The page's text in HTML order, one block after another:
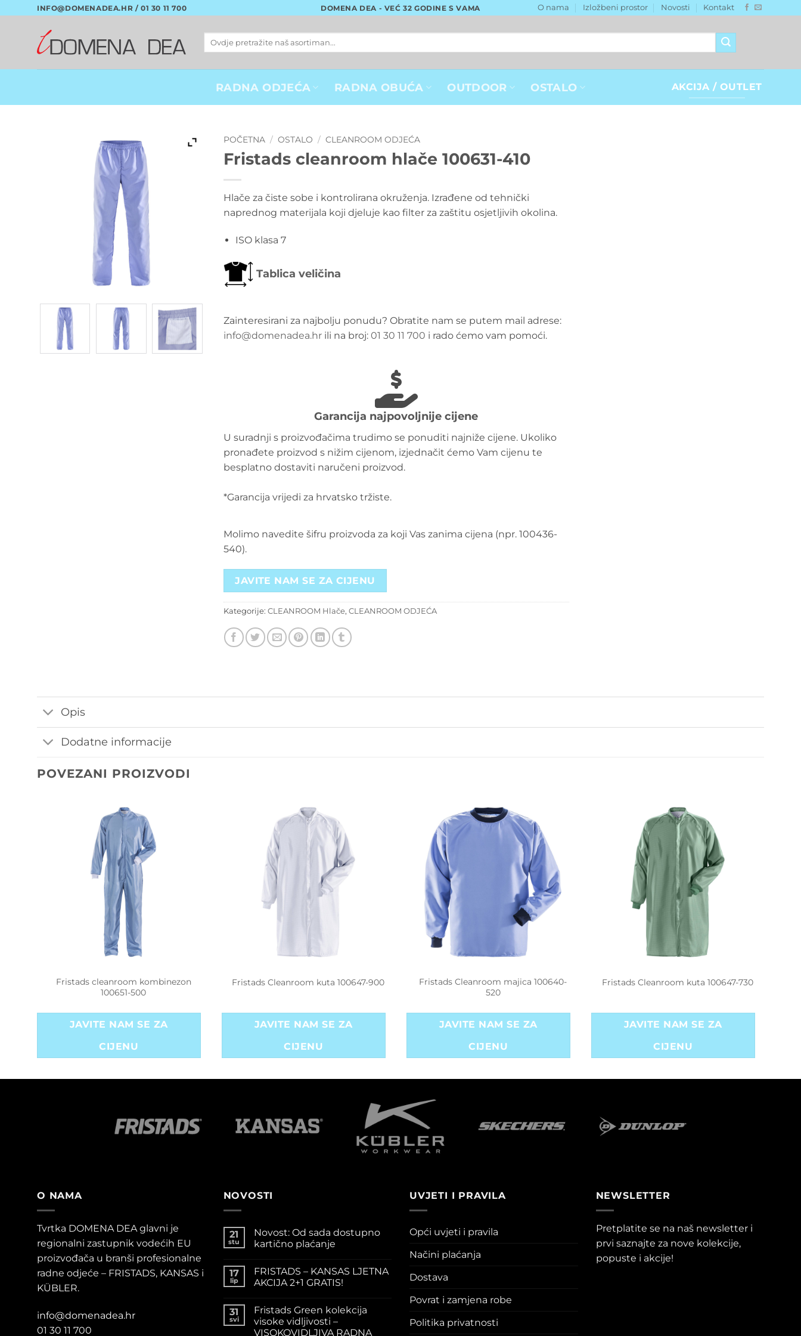
INFO@DOMENADEA.HR / 01 30 11 700 DOMENA DEA - VEĆ 32 GODINE S VAMA O nama Izložbeni prostor Novosti Kontakt
Pretraži:
RADNA ODJEĆA RADNA OBUĆA OUTDOOR OSTALO AKCIJA / OUTLET
POČETNA / OSTALO / CLEANROOM ODJEĆA
Fristads cleanroom hlače 100631-410
Hlače za čiste sobe i kontrolirana okruženja. Izrađene od tehnički
naprednog materijala koji djeluje kao filter za zaštitu osjetljivih okolina.
ISO klasa 7
Tablica veličina
Zainteresirani za najbolju ponudu? Obratite nam se putem mail adrese:
info@domenadea.hrili na broj: 01 30 11 700 i rado ćemo vam pomoći.
Garancija najpovoljnije cijene
U suradnji s proizvođačima trudimo se ponuditi najniže cijene. Ukoliko
pronađete proizvod s nižim cijenom, izjednačit ćemo Vam cijenu te
besplatno dostaviti naručeni proizvod.
*Garancija vrijedi za hrvatsko tržiste.
Molimo navedite šifru proizvoda za koji Vas zanima cijena (npr. 100436-
540).
JAVITE NAM SE ZA CIJENU
Kategorije: CLEANROOM Hlače, CLEANROOM ODJEĆA
Opis
Dodatne informacije
POVEZANI PROIZVODI
Fristads cleanroom kombinezon
100651-500
JAVITE NAM SE ZA
CIJENU
Fristads Cleanroom kuta 100647-900
JAVITE NAM SE ZA
CIJENU
Fristads Cleanroom majica 100640-
520
JAVITE NAM SE ZA
CIJENU
Fristads Cleanroom kuta 100647-730
JAVITE NAM SE ZA
CIJENU
O NAMA
Tvrtka DOMENA DEA glavni je
regionalni zastupnik vodećih EU
proizvođača u branši profesionalne
radne odjeće – FRISTADS, KANSAS i
KÜBLER.
info@domenadea.hr
01 30 11 700
NOVOSTI
21
stu
Novost: Od sada dostupno
kartično plaćanje
17
lip
FRISTADS – KANSAS LJETNA
AKCIJA 2+1 GRATIS!
31
svi
Fristads Green kolekcija
visoke vidljivosti –
VISOKOVIDLJIVA RADNA
UVJETI I PRAVILA
Opći uvjeti i pravila
Načini plaćanja
Dostava
Povrat i zamjena robe
Politika privatnosti
NEWSLETTER
Pretplatite se na naš newsletter i
prvi saznajte za nove kolekcije,
popuste i akcije!